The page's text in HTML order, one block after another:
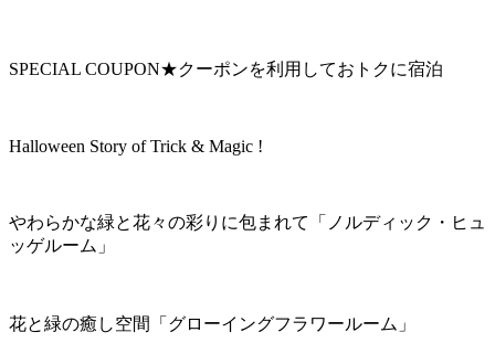
SPECIAL COUPON★クーポンを利用しておトクに宿泊
Halloween Story of Trick & Magic !
やわらかな緑と花々の彩りに包まれて「ノルディック・ヒュ
ッゲルーム」
花と緑の癒し空間「グローイングフラワールーム」